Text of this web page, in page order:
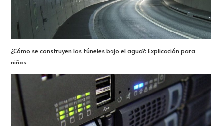
¿Cómo se construyen los túneles bajo el agua?: Explicación para
niños